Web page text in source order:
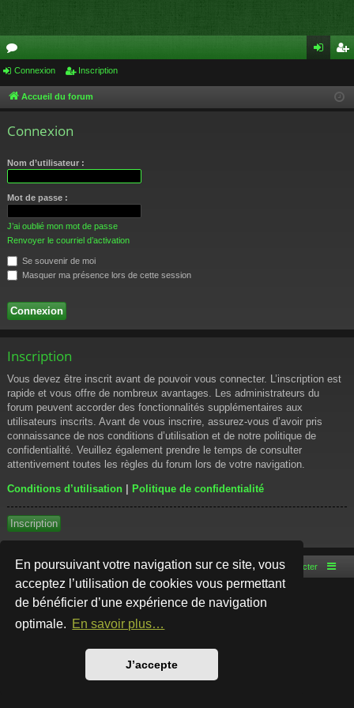
En poursuivant votre navigation sur ce site, vous
acceptez l’utilisation de cookies vous permettant
de bénéficier d’une expérience de navigation
optimale. En savoir plus…
J’accepte
or
u cri
Connexion Inscription
Accueil du forum
Connexion
Nom d’utilisateur :
Mot de passe :
J’ai oublié mon mot de passe
Renvoyer le courriel d’activation
Se souvenir de moi
Masquer ma présence lors de cette session
Inscription
Vous devez être inscrit avant de pouvoir vous connecter. L’inscription est
rapide et vous offre de nombreux avantages. Les administrateurs du
forum peuvent accorder des fonctionnalités supplémentaires aux
utilisateurs inscrits. Avant de vous inscrire, assurez-vous d’avoir pris
connaissance de nos conditions d’utilisation et de notre politique de
confidentialité. Veuillez également prendre le temps de consulter
attentivement toutes les règles du forum lors de votre navigation.
Conditions d’utilisation | Politique de confidentialité
Inscription
Accueil du forum Nous contacter
Développé parphpBB® Forum Software © phpBB Limited
Style par
Traduction française officielle